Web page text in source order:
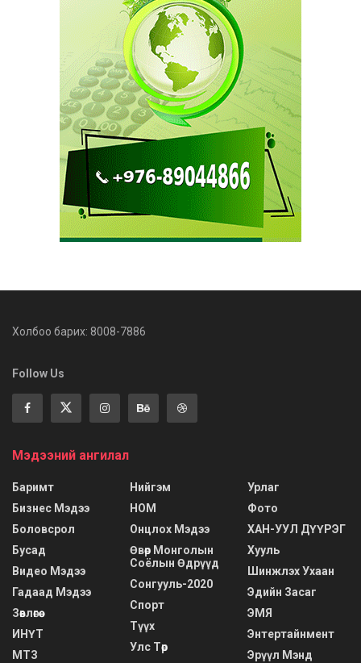
Холбоо барих: 8008-7886
Follow Us
Мэдээний ангилал
Баримт
Бизнес Мэдээ
Боловсрол
Бусад
Видео Мэдээ
Гадаад Мэдээ
Зөвлөгөө
ИНҮТ
МТЗ
Нийгэм
НОМ
Онцлох Мэдээ
Өвөр Монголын
Соёлын Өдрүүд
Сонгууль-2020
Спорт
Түүх
Улс Төр
Урлаг
Фото
ХАН-УУЛ ДҮҮРЭГ
Хууль
Шинжлэх Ухаан
Эдийн Засаг
ЭМЯ
Энтертайнмент
Эрүүл Мэнд